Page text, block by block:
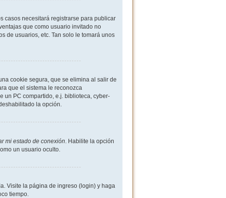
casos necesitará registrarse para publicar
que como usuario invitado no
de usuarios, etc. Tan solo le tomará unos
cookie segura, que se elimina al salir de
que el sistema le reconozca
un PC compartido, e.j. biblioteca, cyber-
la opción.
mi estado de conexión . Habilite la opción
un usuario oculto.
Visite la página de ingreso (login) y haga
tiempo.